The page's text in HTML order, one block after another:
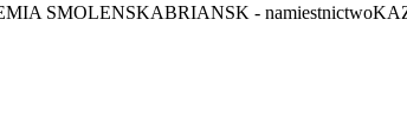
SMOLENSKABRIANSK -